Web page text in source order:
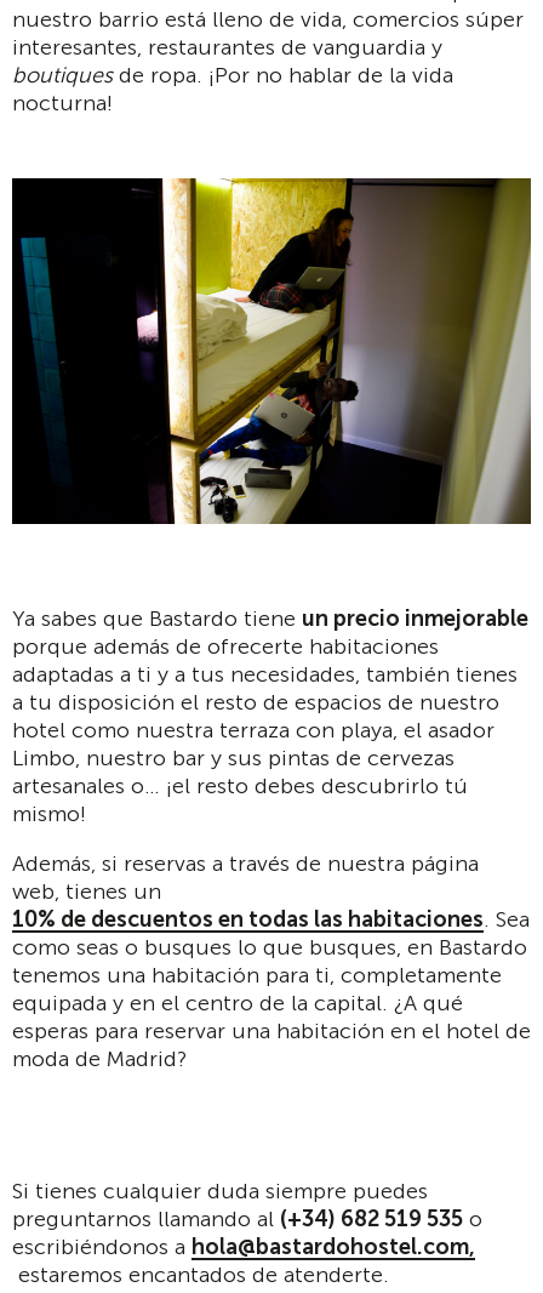
nuestro barrio está lleno de vida, comercios súper
interesantes, restaurantes de vanguardia y
boutiquesde ropa. ¡Por no hablar de la vida
nocturna!
Ya sabes que Bastardo tiene un precio inmejorable
porque además de ofrecerte habitaciones
adaptadas a ti y a tus necesidades, también tienes
a tu disposición el resto de espacios de nuestro
hotel como nuestra terraza con playa, el asador
Limbo, nuestro bar y sus pintas de cervezas
artesanales o… ¡el resto debes descubrirlo tú
mismo!
Además, si reservas a través de nuestra página
web, tienes un
10% de descuentos en todas las habitaciones. Sea
como seas o busques lo que busques, en Bastardo
tenemos una habitación para ti, completamente
equipada y en el centro de la capital. ¿A qué
esperas para reservar una habitación en el hotel de
moda de Madrid?
Si tienes cualquier duda siempre puedes
preguntarnos llamando al (+34) 682 519 535 o
escribiéndonos a hola@bastardohostel.com,
estaremos encantados de atenderte.